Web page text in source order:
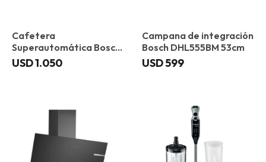
Cafetera
Superautomática Bosch
TIE20109 VeroCafe
USD1.050
Campana de integración
Bosch DHL555BM 53cm
USD599